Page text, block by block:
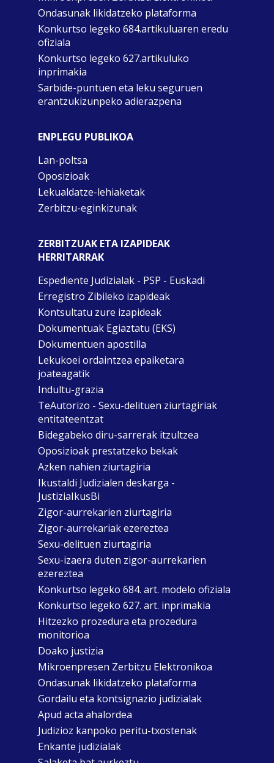
Ondasunak likidatzeko plataforma
Konkurtso legeko 684.artikuluaren eredu
ofiziala
Konkurtso legeko 627.artikuluko
inprimakia
Sarbide-puntuen eta leku seguruen
erantzukizunpeko adierazpena
ENPLEGU PUBLIKOA
Lan-poltsa
Oposizioak
Lekualdatze-lehiaketak
Zerbitzu-eginkizunak
ZERBITZUAK ETA IZAPIDEAK
HERRITARRAK
Espediente Judizialak - PSP - Euskadi
Erregistro Zibileko izapideak
Kontsultatu zure izapideak
Dokumentuak Egiaztatu (EKS)
Dokumentuen apostilla
Lekukoei ordaintzea epaiketara
joateagatik
Indultu-grazia
TeAutorizo - Sexu-delituen ziurtagiriak
entitateentzat
Bidegabeko diru-sarrerak itzultzea
Oposizioak prestatzeko bekak
Azken nahien ziurtagiria
Ikustaldi Judizialen deskarga -
JustiziaIkusBi
Zigor-aurrekarien ziurtagiria
Zigor-aurrekariak ezereztea
Sexu-delituen ziurtagiria
Sexu-izaera duten zigor-aurrekarien
ezereztea
Konkurtso legeko 684. art. modelo ofiziala
Konkurtso legeko 627. art. inprimakia
Hitzezko prozedura eta prozedura
monitorioa
Doako justizia
Mikroenpresen Zerbitzu Elektronikoa
Ondasunak likidatzeko plataforma
Gordailu eta kontsignazio judizialak
Apud acta ahalordea
Judizioz kanpoko peritu-txostenak
Enkante judizialak